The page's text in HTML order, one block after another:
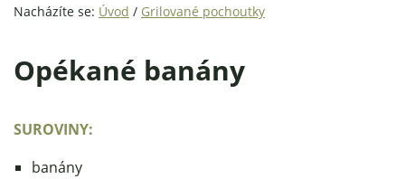
Nacházíte se: Úvod / Grilované pochoutky
Opékané banány
SUROVINY:
banány